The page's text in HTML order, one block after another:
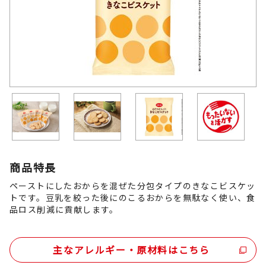
商品特長
ペーストにしたおからを混ぜた分包タイプのきなこビスケッ
トです。豆乳を絞った後にのこるおからを無駄なく使い、食
品ロス削減に貢献します。
主なアレルギー・原材料はこちら